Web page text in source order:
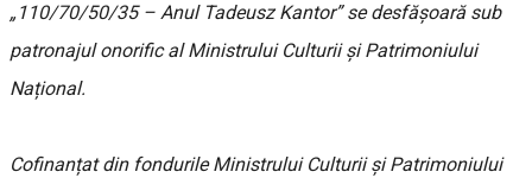
„110/70/50/35 – Anul Tadeusz Kantor” se desfășoară sub
patronajul onorific al Ministrului Culturii și Patrimoniului
Național.
Cofinanțat din fondurile Ministrului Culturii și Patrimoniului